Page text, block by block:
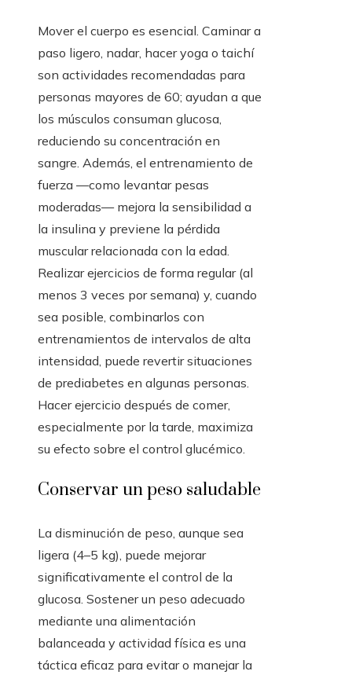
Mover el cuerpo es esencial. Caminar a
paso ligero, nadar, hacer yoga o taichí
son actividades recomendadas para
personas mayores de 60; ayudan a que
los músculos consuman glucosa,
reduciendo su concentración en
sangre. Además, el entrenamiento de
fuerza —como levantar pesas
moderadas— mejora la sensibilidad a
la insulina y previene la pérdida
muscular relacionada con la edad.
Realizar ejercicios de forma regular (al
menos 3 veces por semana) y, cuando
sea posible, combinarlos con
entrenamientos de intervalos de alta
intensidad, puede revertir situaciones
de prediabetes en algunas personas.
Hacer ejercicio después de comer,
especialmente por la tarde, maximiza
su efecto sobre el control glucémico.
Conservar un peso saludable
La disminución de peso, aunque sea
ligera (4–5 kg), puede mejorar
significativamente el control de la
glucosa. Sostener un peso adecuado
mediante una alimentación
balanceada y actividad física es una
táctica eficaz para evitar o manejar la